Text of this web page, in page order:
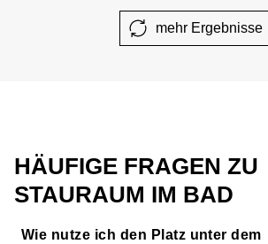
mehr Ergebnisse
HÄUFIGE FRAGEN ZU
STAURAUM IM BAD
Wie nutze ich den Platz unter dem